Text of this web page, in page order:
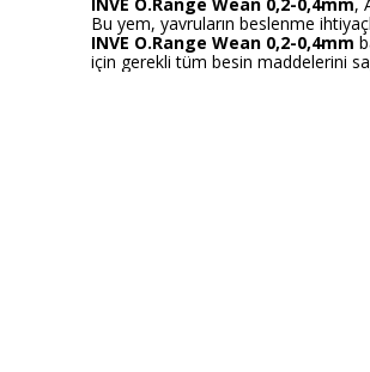
Bu yem, yavruların beslenme
INVE O.Range Wean 0,2-0,4mm
için gerekli tüm besin maddelerini